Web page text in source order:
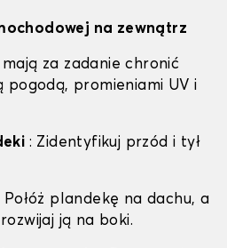
na zewnątrz
za zadanie chronić
pogodą, promieniami UV i
: Zidentyfikuj przód i tył
Połóż plandekę na dachu, a
ją na boki.